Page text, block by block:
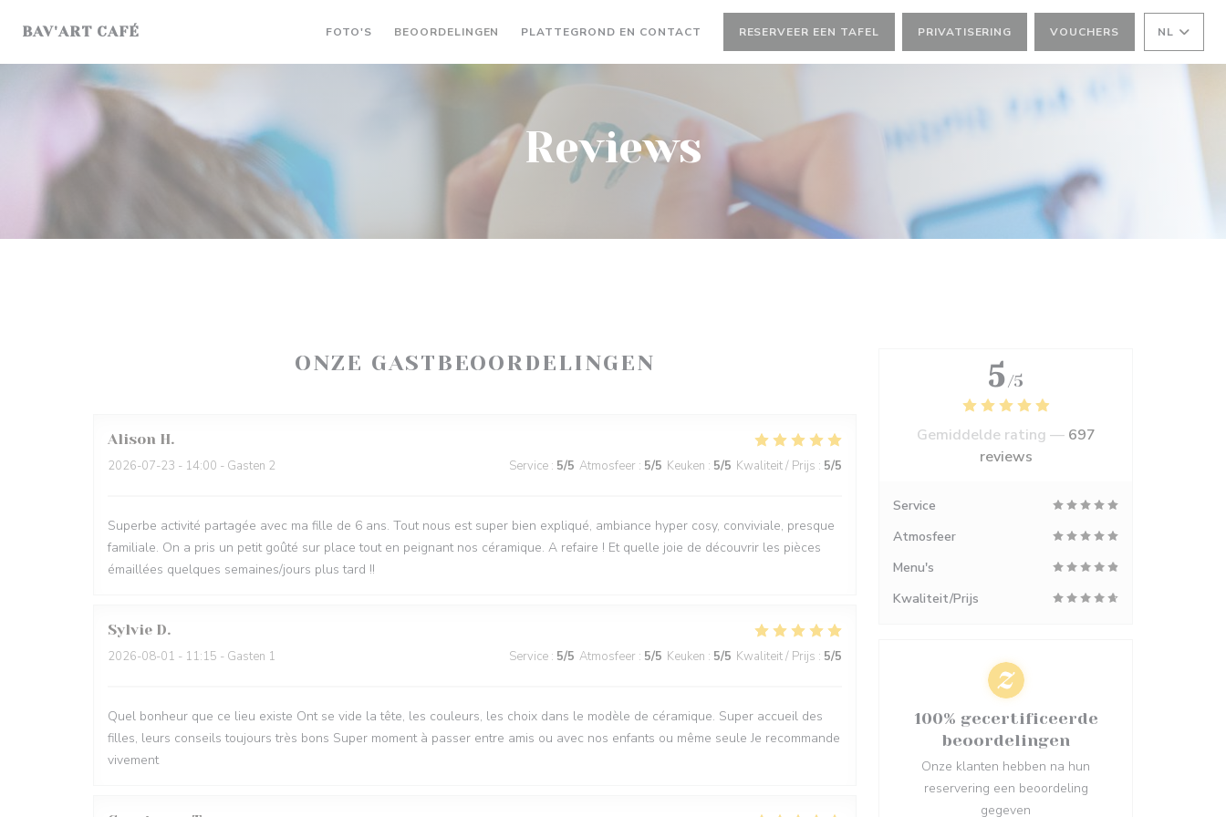
BAV'ART CAFÉ FOTO'S BEOORDELINGEN PLATTEGROND EN CONTACT RESERVEER EEN TAFEL PRIVATISERING VOUCHERS NL
Reviews
ONZE GASTBEOORDELINGEN
Alison H
2026-07-23 - 14:00 - Gasten 2 Service : 5/5 Atmosfeer : 5/5 Keuken : 5/5 Kwaliteit / Prijs : 5/5
Superbe activité partagée avec ma fille de 6 ans. Tout nous est super bien expliqué, ambiance hyper cosy, conviviale, presque
familiale. On a pris un petit goûté sur place tout en peignant nos céramique. A refaire ! Et quelle joie de découvrir les pièces
émaillées quelques semaines/jours plus tard !!
Sylvie D
2026-08-01 - 11:15 - Gasten 1 Service : 5/5 Atmosfeer : 5/5 Keuken : 5/5 Kwaliteit / Prijs : 5/5
Quel bonheur que ce lieu existe Ont se vide la tête, les couleurs, les choix dans le modèle de céramique. Super accueil des
filles, leurs conseils toujours très bons Super moment à passer entre amis ou avec nos enfants ou même seule Je recommande
vivement
5 /5
Gemiddelde rating — 697
reviews
Service
Atmosfeer
Menu's
Kwaliteit/Prijs
100% gecertificeerde
beoordelingen
Onze klanten hebben na hun
reservering een beoordeling
gegeven